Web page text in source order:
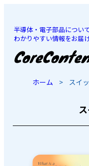
半導体・電子部品につい
わかりやすい情報をお届
JP
ホーム > スイ